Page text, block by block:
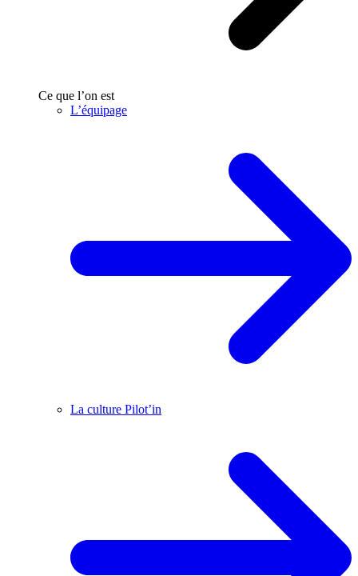
Ce que l’on est
L’équipage
La culture Pilot’in